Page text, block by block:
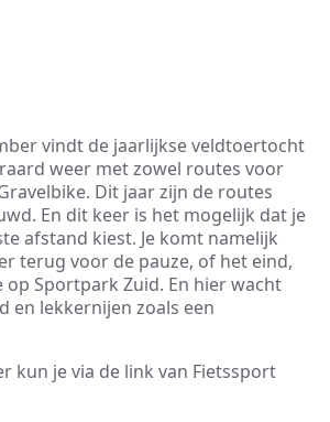
vindt de jaarlijkse veldtoertocht
weer met zowel routes voor
Dit jaar zijn de routes
En dit keer is het mogelijk dat je
afstand kiest. Je komt namelijk
terug voor de pauze, of het eind,
Sportpark Zuid. En hier wacht
en lekkernijen zoals een
kun je via de link van Fietssport